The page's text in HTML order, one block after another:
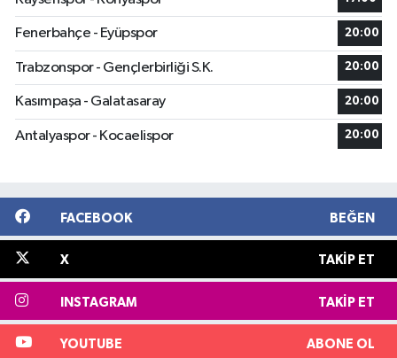
Fenerbahçe - Eyüpspor 20:00
Trabzonspor - Gençlerbirliği S.K. 20:00
Kasımpaşa - Galatasaray 20:00
Antalyaspor - Kocaelispor 20:00
FACEBOOK BEĞEN
X TAKIP ET
INSTAGRAM TAKIP ET
YOUTUBE ABONE OL